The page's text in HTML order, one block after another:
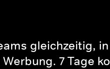
gleichzeitig,
7 Tage